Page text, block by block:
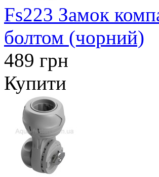
Fs223 Замок
болтом (чорний)
489 грн
Купити